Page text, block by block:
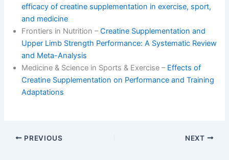
efficacy of creatine supplementation in exercise, sport,
and medicine
Frontiers in Nutrition –Creatine Supplementation and
Upper Limb Strength Performance: A Systematic Review
and Meta-Analysis
Medicine & Science in Sports & Exercise – Effects of
Creatine Supplementation on Performance and Training
Adaptations
PREVIOUS NEXT